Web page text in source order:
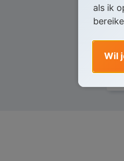
als ik
Wil